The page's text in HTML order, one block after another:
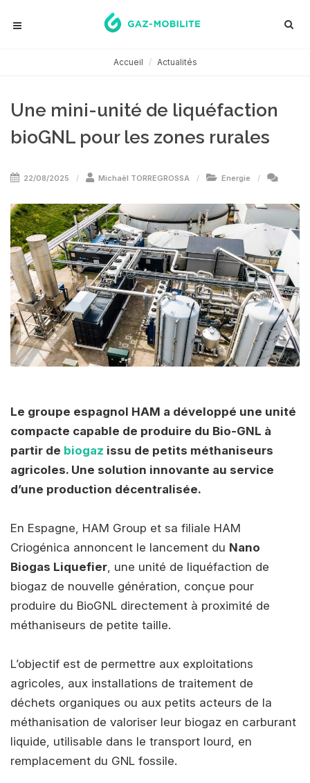
Accueil Actualités
Une mini-unité de liquéfaction
bioGNL pour les zones rurales
22/08/2025 Michaël TORREGROSSA Energie
Le groupe espagnol HAM a développé une unité
compacte capable de produire du Bio-GNL à
partir de biogaz issu de petits méthaniseurs
agricoles. Une solution innovante au service
d’une production décentralisée.
En Espagne, HAM Group et sa filiale HAM
Criogénica annoncent le lancement du Nano
Biogas Liquefier, une unité de liquéfaction de
biogaz de nouvelle génération, conçue pour
produire du BioGNL directement à proximité de
méthaniseurs de petite taille.
L’objectif est de permettre aux exploitations
agricoles, aux installations de traitement de
déchets organiques ou aux petits acteurs de la
méthanisation de valoriser leur biogaz en carburant
liquide, utilisable dans le transport lourd, en
remplacement du GNL fossile.